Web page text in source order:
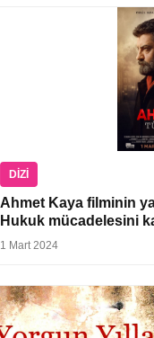
DIZI
Ahmet Kaya filminin
Hukuk mücadelesini
1 Mart 2024